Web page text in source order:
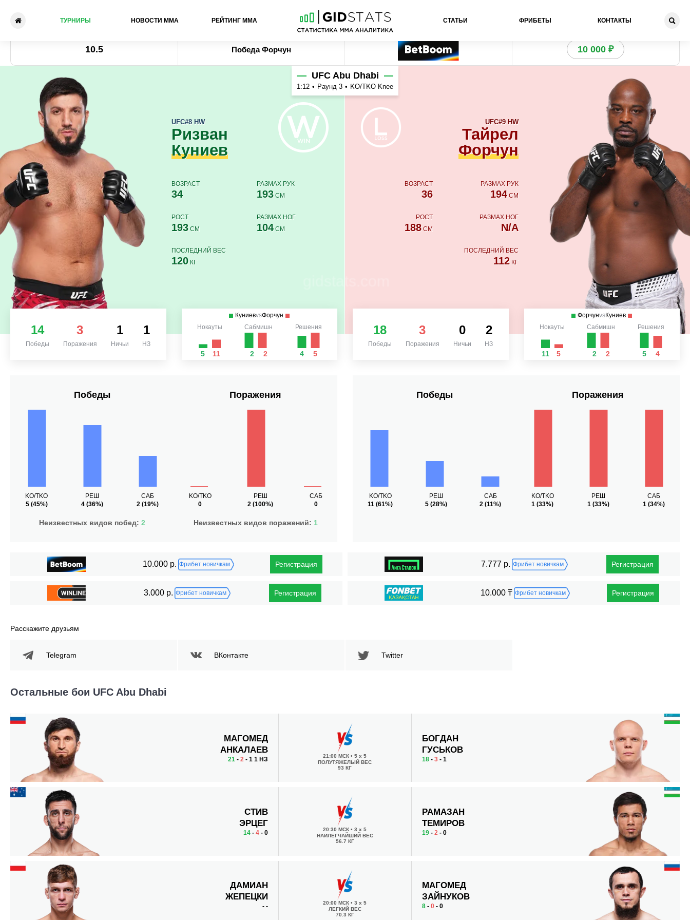
ТУРНИРЫ НОВОСТИ ММА РЕЙТИНГ ММА СТАТЬИ ФРИБЕТЫ КОНТАКТЫ
Ризван Куниев - Тайрел Форчун
Коэффициент Ставка Букмекер Получи бонус
10.5 ПобедаФорчун 10 000 ₽
Ризван
Куниев
UFC#8 HW
ВОЗРАСТ
34
РАЗМАХ РУК
193СМ
РОСТ
193СМ
РАЗМАХ НОГ
104СМ
ПОСЛЕДНИЙ ВЕС
120КГ
UFC Abu Dhabi
1:12 • Раунд 3 • KO/TKO Knee
Тайрел
Форчун
UFC#9 HW
ВОЗРАСТ
36
РАЗМАХ РУК
194СМ
РОСТ
188 СМ
РАЗМАХ НОГ
N/A
ПОСЛЕДНИЙ ВЕС
112КГ
14
Победы
3
Поражения
1
Ничьи
1
НЗ
КуниевvsФорчун
Нокауты
5 11
Сабмишн
2 2
Решения
4 5
18
Победы
3
Поражения
0
Ничьи
2
НЗ
ФорчунvsКуниев
Нокауты
11 5
Сабмишн
2 2
Решения
5 4
Победы
KO/TKO
5(45%)
РЕШ
4 (36%)
САБ
2 (19%)
Неизвестных видов побед: 2
Поражения
KO/TKO
0
РЕШ
2 (100%)
САБ
0
Неизвестных видов поражений: 1
Победы
KO/TKO
11 (61%)
РЕШ
5 (28%)
САБ
2 (11%)
Поражения
KO/TKO
1 (33%)
РЕШ
1(33%)
САБ
1(34%)
10.000 р. Фрибет новичкам Регистрация 7.777 р. Фрибет новичкам Регистрация
3.000 р. Фрибет новичкам Регистрация 10.000 ₸ Фрибет новичкам Регистрация
Расскажите друзьям
Telegram ВКонтакте Twitter
Остальные бои UFC Abu Dhabi
МАГОМЕД
АНКАЛАЕВ
21 - 2 - 1 1 НЗ 21:00 МСК• 5 x 5
ПОЛУТЯЖЕЛЫЙ ВЕС
93 КГ
БОГДАН
ГУСЬКОВ
18 -3 - 1
СТИВ
ЭРЦЕГ
14- 4- 0 20:30 МСК• 3 x 5
НАИЛЕГЧАЙШИЙ ВЕС
56.7 КГ
РАМАЗАН
ТЕМИРОВ
19 -2 - 0
ДАМИАН
ЖЕПЕЦКИ
- - 20:00 МСК• 3 x 5
ЛЕГКИЙ ВЕС
70.3 КГ
МАГОМЕД
ЗАЙНУКОВ
8 -0 - 0